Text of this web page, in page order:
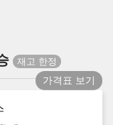
가격표 보기